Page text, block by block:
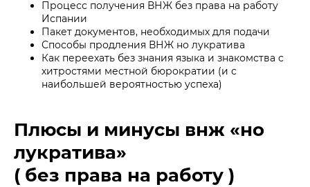
Процесс получения ВНЖ без права на работу
Испании
Пакет документов, необходимых для подачи
Способы продления ВНЖ но лукратива
Как переехать без знания языка и знакомства с
хитростями местной бюрократии (и с
наибольшей вероятностью успеха)
Плюсы и минусы внж «но
лукратива»
( без права на работу )